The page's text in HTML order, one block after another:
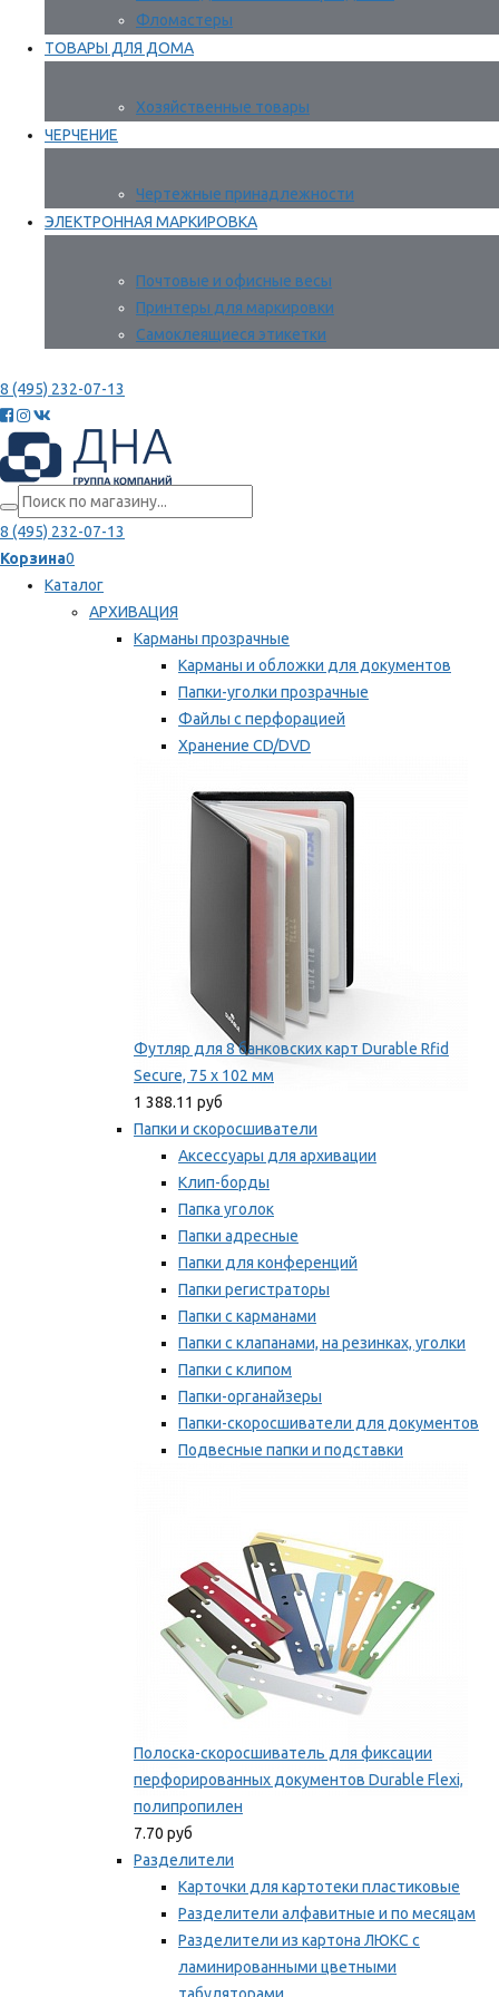
Фломастеры
ТОВАРЫ ДЛЯ ДОМА
Хозяйственные товары
ЧЕРЧЕНИЕ
Чертежные принадлежности
ЭЛЕКТРОННАЯ МАРКИРОВКА
Почтовые и офисные весы
Принтеры для маркировки
Самоклеящиеся этикетки
8 (495) 232-07-13
8 (495) 232-07-13
Корзина0
Каталог
АРХИВАЦИЯ
Карманы прозрачные
Карманы и обложки для документов
Папки-уголки прозрачные
Файлы с перфорацией
Хранение CD/DVD
Мы рекомендуем
Футляр для 8 банковских карт Durable Rfid
Secure, 75 х 102 мм
1 388.11 руб
Папки и скоросшиватели
Аксессуары для архивации
Клип-борды
Папка уголок
Папки адресные
Папки для конференций
Папки регистраторы
Папки с карманами
Папки с клапанами, на резинках, уголки
Папки с клипом
Папки-органайзеры
Папки-скоросшиватели для документов
Подвесные папки и подставки
Полоска-скоросшиватель для фиксации
перфорированных документов Durable Flexi,
полипропилен
7.70 руб
Разделители
Карточки для картотеки пластиковые
Разделители алфавитные и по месяцам
Разделители из картона ЛЮКС с
ламинированными цветными